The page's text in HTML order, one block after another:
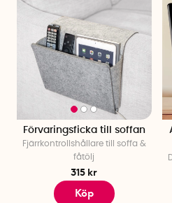
Förvaringsficka till soffan
Fjärrkontrollshållare till soffa &
fåtölj
315 kr
Köp